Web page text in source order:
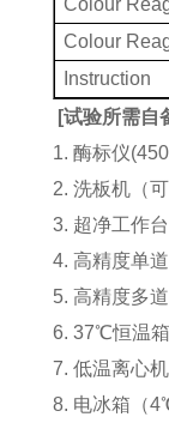
Colour
Colour
Instruction
[试验所需自
1. 酶标仪
2. 洗板机（
3. 超净工作
4. 高精度单
5. 高精度多
6. 37℃恒温
7. 低温离心
8. 电冰箱（